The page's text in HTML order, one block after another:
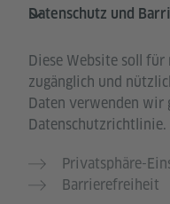
Datenschutz und
Diese Website soll für
zugänglich und
Daten verwenden wir
Datenschutzrichtlinie.
Privatsphäre-
Barrierefreiheit